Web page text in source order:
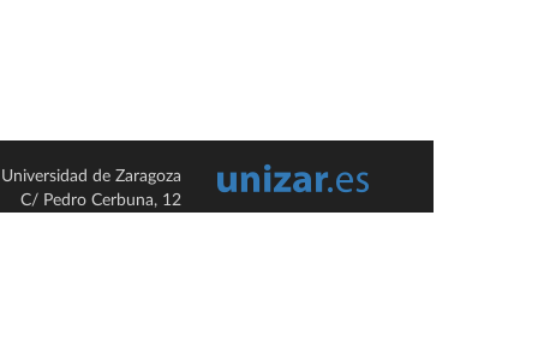
Universidad de Zaragoza
C/ Pedro Cerbuna, 12